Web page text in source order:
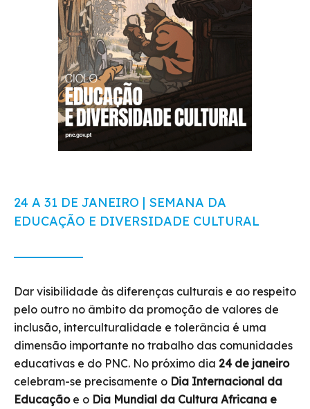
24 A 31 DE JANEIRO | SEMANA DA
EDUCAÇÃO E DIVERSIDADE CULTURAL
Dar visibilidade às diferenças culturais e ao respeito
pelo outro no âmbito da promoção de valores de
inclusão, interculturalidade e tolerância é uma
dimensão importante no trabalho das comunidades
educativas e do PNC. No próximo dia 24 de janeiro
celebram-se precisamente o Dia Internacional da
Educaçãoe o Dia Mundial da Cultura Africana e